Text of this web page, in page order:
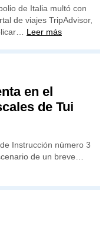
de Italia multó con
de viajes TripAdvisor,
Leer más
en el
de Tui
Instrucción número 3
de un breve…